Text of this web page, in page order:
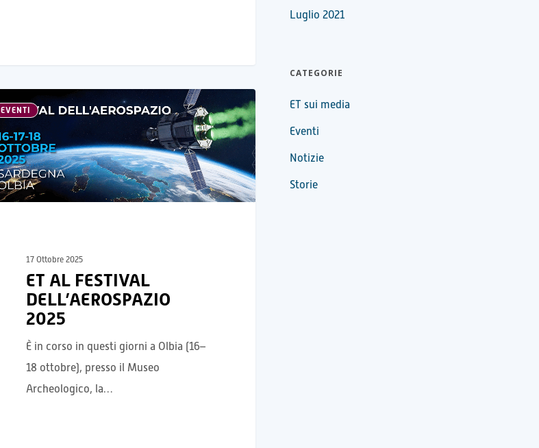
EVENTI
17 Ottobre 2025
ET AL FESTIVAL
DELL’AEROSPAZIO
2025
È in corso in questi giorni a Olbia (16–
18 ottobre), presso il Museo
Archeologico, la…
Luglio 2021
CATEGORIE
ET sui media
Eventi
Notizie
Storie